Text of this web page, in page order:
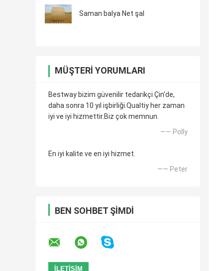
Saman balya Net şal
MÜŞTERI YORUMLARI
Bestway bizim güvenilir tedarikçi Çin'de,
daha sonra 10 yıl işbirliği.Qualtiy her zaman
iyi ve iyi hizmettir.Biz çok memnun.
—— Polly
En iyi kalite ve en iyi hizmet.
—— Peter
BEN SOHBET ŞIMDI